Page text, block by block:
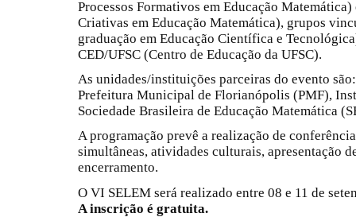
Processos Formativos em Educação
Criativas em Educação Matemática), grupos
graduação em Educação Científica e
CED/UFSC (Centro de Educação da UFSC).
As unidades/instituições parceiras do evento
Prefeitura Municipal de Florianópolis (PMF),
Sociedade Brasileira de Educação Matemática
A programação prevê a realização de
simultâneas, atividades culturais, apresentação
encerramento.
O VI SELEM será realizado entre 08 e 11 de
A inscrição é gratuita.